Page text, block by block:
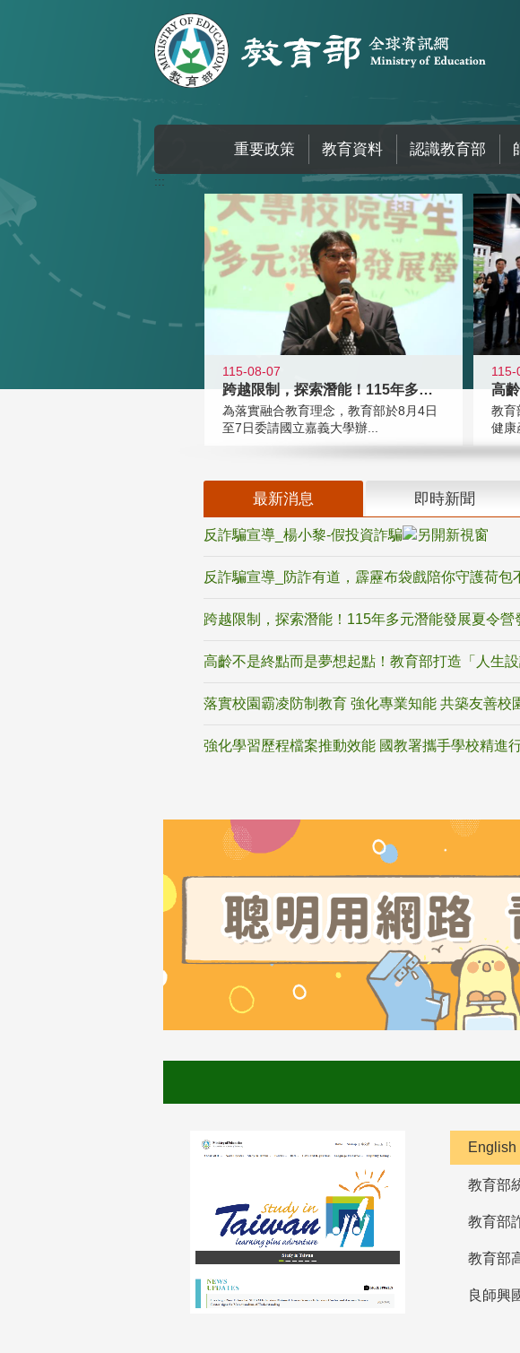
重要政策 教育資料 認識教育部
:::
115-08-07
跨越限制，探索潛能！115年多元潛
為落實融合教育理念，教育部於8月4日
至7日委請國立嘉義大學辦...
115-
教育
健康
最新消息 即時新聞
反詐騙宣導_楊小黎-假投資詐騙
反詐騙宣導_防詐有道，霹靂布袋戲陪你守護荷包
跨越限制，探索潛能！115年多元潛能發展夏令營
高齡不是終點而是夢想起點！教育部打造「人生
落實校園霸凌防制教育 強化專業知能 共築友善校
強化學習歷程檔案推動效能 國教署攜手學校精進
English
教育部
教育部
良師興